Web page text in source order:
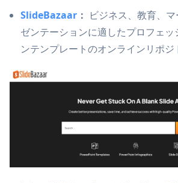
SlideBazaar ： ビジネス、教育、
ゼンテーションに適したプロフェッ
ンテンプレートのオンラインリポジ